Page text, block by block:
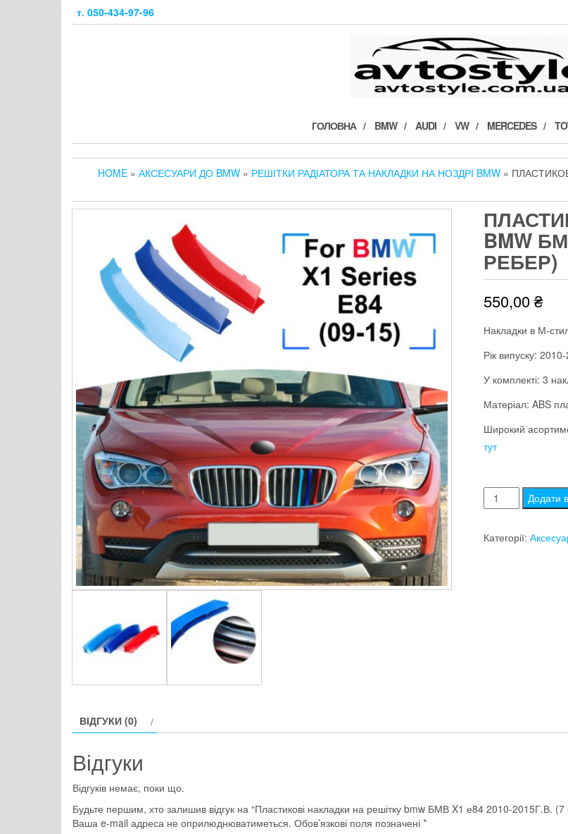
т. 050-434-97-96
ГОЛОВНА BMW AUDI VW MERCEDES
HOME » АКСЕСУАРИ ДО BMW » РЕШІТКИ РАДІАТОРА ТА НАКЛАДКИ НА НОЗДРІ BMW »
BMW
РЕБЕР)
550,00₴
Накладки в М-
Рік випуску:
У комплекті: 3
Матеріал: ABS
Широкий
тут
Пластикові
накладки
решітку
Додати
Категорії:
ВІДГУКИ (0)
Відгуки
Відгуків немає, поки що.
Будьте першим, хто залишив відгук на “Пластикові накладки на решітку bmw БМВ X1 е84 2010-2015Г.В. (7
Ваша e-mail адреса не оприлюднюватиметься. Обов’язкові поля позначені *